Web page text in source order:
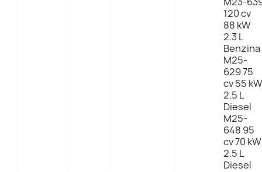
120 cv
88 kW
2.3 L
Benzina
M25-
629 75
cv 55 kW
2.5 L
Diesel
M25-
648 95
cv 70 kW
2.5 L
Diesel